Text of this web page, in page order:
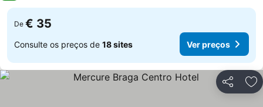
De € 35
Consulte os preços de 18 sites Ver preços
Partilhar